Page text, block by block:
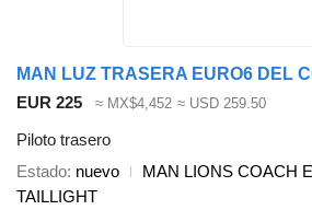
EUR 225 ≈ MX$4,452 ≈ USD 259.50
Piloto trasero
Estado nuevo
MAN LIONS COACH
TAILLIGHT